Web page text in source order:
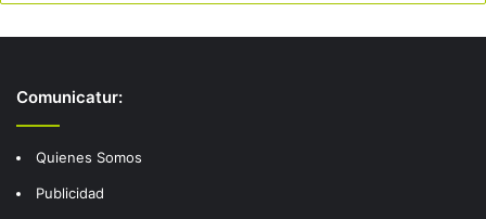
Comunicatur:
Quienes Somos
Publicidad